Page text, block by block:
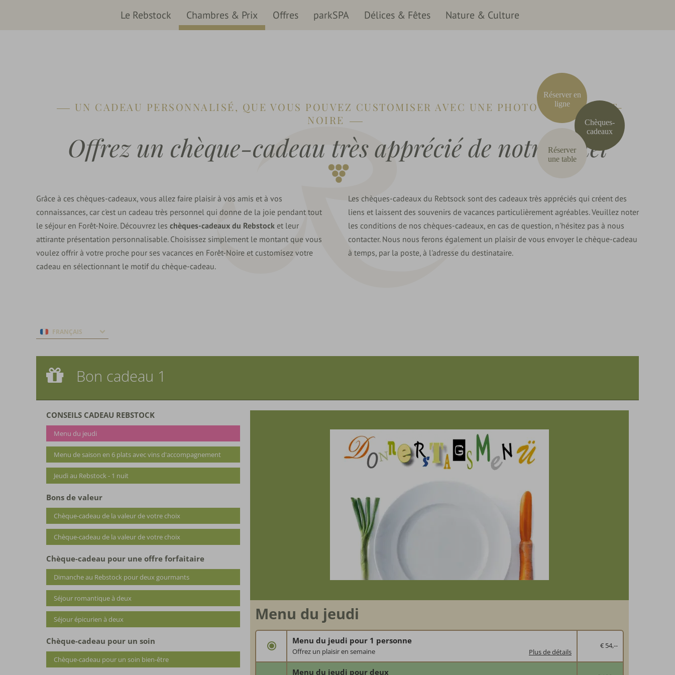
Le Rebstock Chambres & Prix Offres parkSPA Délices & Fêtes Nature & Culture
Réserver en
ligne
Chèques-
cadeaux
Réserver
une table
UN CADEAU PERSONNALISÉ, QUE VOUS POUVEZ CUSTOMISER AVEC UNE PHOTO DE LA FORÊT-
NOIRE
Offrez un chèque-cadeau très apprécié de notre hôtel
Grâce à ces chèques-cadeaux, vous allez faire plaisir à vos amis et à vos
connaissances, car c'est un cadeau très personnel qui donne de la joie pendant tout
le séjour en Forêt-Noire. Découvrez les chèques-cadeaux du Rebstock et leur
attirante présentation personnalisable. Choisissez simplement le montant que vous
voulez offrir à votre proche pour ses vacances en Forêt-Noire et customisez votre
cadeau en sélectionnant le motif du chèque-cadeau.
Les chèques-cadeaux du Rebtsock sont des cadeaux très appréciés qui créent des
liens et laissent des souvenirs de vacances particulièrement agréables. Veuillez noter
les conditions de nos chèques-cadeaux, en cas de question, n'hésitez pas à nous
contacter. Nous nous ferons également un plaisir de vous envoyer le chèque-cadeau
à temps, par la poste, à l'adresse du destinataire.
FRANÇAIS
Bon cadeau 1
Menu du jeudi
Bon cadeau 1
CONSEILS CADEAU REBSTOCK
Menu du jeudi
Menu de saison en 6 plats avec vins d'accompagnement
Jeudi au Rebstock - 1 nuit
Bons de valeur
Chèque-cadeau de la valeur de votre choix
Chèque-cadeau de la valeur de votre choix
Chèque-cadeau pour une offre forfaitaire
Dimanche au Rebstock pour deux gourmants
Séjour romantique à deux
Séjour épicurien à deux
Chèque-cadeau pour un soin
Chèque-cadeau pour un soin bien-être
Menu du jeudi
€ 54,--
Menu du jeudi pour 1 personne
Plus de détails
Offrez un plaisir en semaine
Nous choyons vos invités avec notre menu du jeudi à 5 plats
Menu du jeudi pour deux